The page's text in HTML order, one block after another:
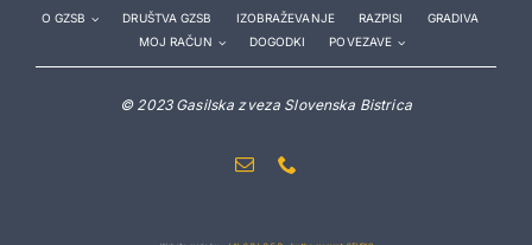
O GZSB DRUŠTVA GZSB IZOBRAŽEVANJE RAZPISI
GRADIVA
MOJ RAČUN
DOGODKI POVEZAVE
© 2023 Gasilska zveza Slovenska Bistrica